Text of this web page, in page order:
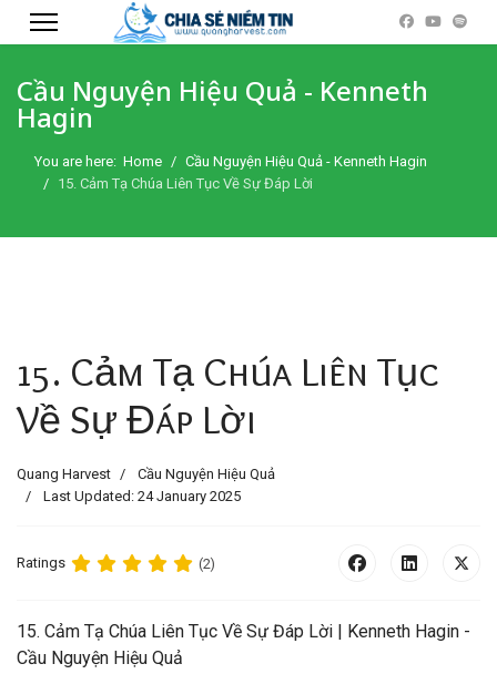
Cầu Nguyện Hiệu Quả - Kenneth
Hagin
You are here: Home
Cầu Nguyện Hiệu Quả - Kenneth Hagin
15. Cảm Tạ Chúa Liên Tục Về Sự Đáp Lời
15. Cảm Tạ Chúa Liên Tục
Về Sự Đáp Lời
Quang Harvest
Cầu Nguyện Hiệu Quả
Last Updated: 24 January 2025
Ratings (2)
15. Cảm Tạ Chúa Liên Tục Về Sự Đáp Lời | Kenneth Hagin -
Cầu Nguyện Hiệu Quả